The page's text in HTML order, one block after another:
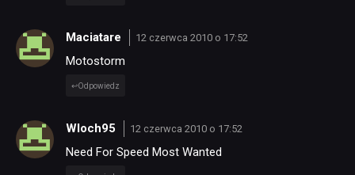
Maciatare 12 czerwca 2010 o 17:52
Motostorm
Odpowiedz
Wloch95 12 czerwca 2010 o 17:52
Need For Speed Most Wanted